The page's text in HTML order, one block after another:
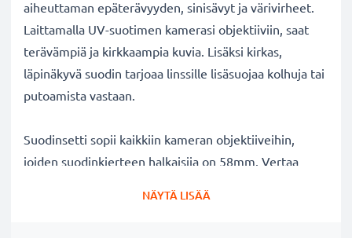
aiheuttaman epäterävyyden, sinisävyt ja värivirheet.
Laittamalla UV-suotimen kamerasi objektiiviin, saat
terävämpiä ja kirkkaampia kuvia. Lisäksi kirkas,
läpinäkyvä suodin tarjoaa linssille lisäsuojaa kolhuja tai
putoamista vastaan.
Suodinsetti sopii kaikkiin kameran objektiiveihin,
joiden suodinkierteen halkaisija on 58mm. Vertaa
NÄYTÄ LISÄÄ